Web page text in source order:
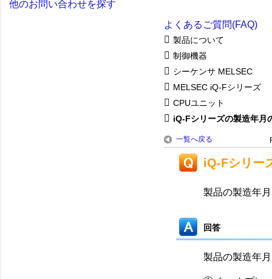
他のお問い合わせを探す
よくあるご質問(FAQ)
製品について
制御機器
シーケンサ MELSEC
MELSEC iQ-Fシリーズ
CPUユニット
iQ-Fシリーズの製造年月
一覧へ戻る
iQ-Fシリー
製品の製造年
回答
製品の製造年